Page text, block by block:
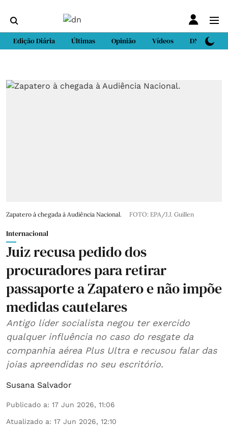
Edição Diária Últimas Opinião Vídeos DN Sport
Zapatero à chegada à Audiência Nacional. FOTO: EPA/J.J. Guillen
Internacional
Juiz recusa pedido dos
procuradores para retirar
passaporte a Zapatero e não impõe
medidas cautelares
Antigo líder socialista negou ter exercido
qualquer influência no caso do resgate da
companhia aérea Plus Ultra e recusou falar das
joias apreendidas no seu escritório.
Susana Salvador
Publicado a: 17 Jun 2026, 11:06
Atualizado a: 17 Jun 2026, 12:10